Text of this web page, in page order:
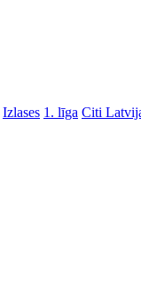
Izlases 1. līga Citi